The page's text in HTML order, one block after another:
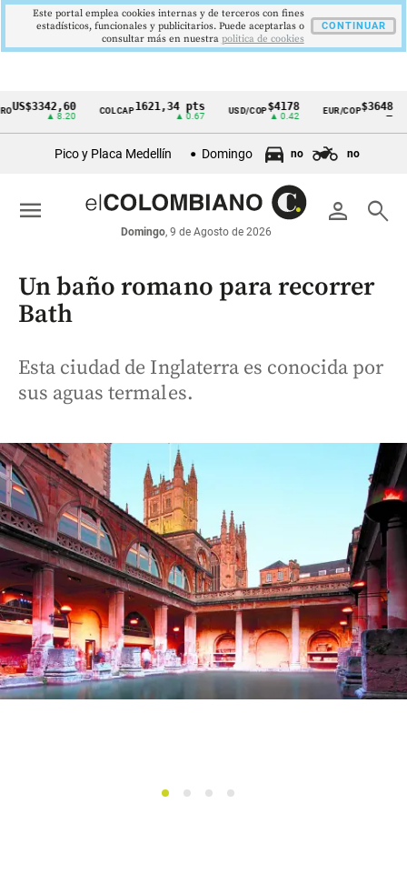
Cintillo
económicos
Colombia
US$3342,60
▲ 8.20
COLCAP1621,34 pts
▲ 0.67
USD/COP$4178
▲ 0.42
EUR/COP$3648
Pico y Placa Medellín Domingo no no
person search
Domingo, 9 de Agosto de 2026
menu
Un baño romano para recorrer
Bath
Esta ciudad de Inglaterra es conocida por
sus aguas termales.
1 2 3 4
Este portal emplea cookies internas y de terceros con fines
estadísticos, funcionales y publicitarios. Puede aceptarlas o
consultar más en nuestra politica de cookies
CONTINUAR